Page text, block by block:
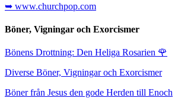
➥ www.churchpop.com
Böner, Vigningar och Exorcismer
Bönens Drottning: Den Heliga Rosarien 🌹
Diverse Böner, Vigningar och Exorcismer
Böner från Jesus den gode Herden till Enoch